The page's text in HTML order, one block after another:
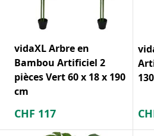
vidaXL Arbre en
Bambou Artificiel 2
pièces Vert 60 x 18 x 190
cm
CHF 117